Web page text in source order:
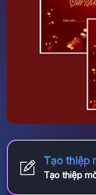
Tạo thiệp
Tạo thiệp